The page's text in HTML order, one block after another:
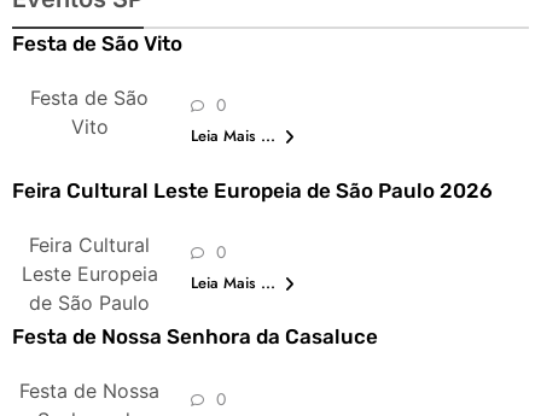
Festa de São Vito
Festa de São
Vito
0
Leia Mais ...
Feira Cultural Leste Europeia de São Paulo 2026
Feira Cultural
Leste Europeia
de São Paulo
0
Leia Mais ...
Festa de Nossa Senhora da Casaluce
Festa de Nossa
0